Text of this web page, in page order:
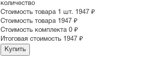
количество
Стоимость товара 1 шт. 1947 ₽
Cтоимость товара 1947 ₽
Стоимость комплекта 0 ₽
Итоговая стоимость 1947 ₽
Купить